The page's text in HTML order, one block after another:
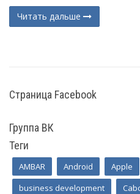
Читать дальше
Страница Facebook
Группа ВК
Теги
AMBAR Android Apple
business development